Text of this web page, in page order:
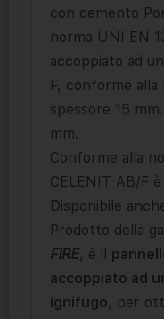
con cemento
norma UNI EN
accoppiato ad
F, conforme
spessore 15
mm.
Conforme alla
CELENIT AB/F
Disponibile
Prodotto della
FIRE, è il
accoppiato ad
ignifugo, per